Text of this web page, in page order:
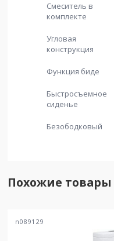
Смеситель в
комплекте
Угловая
конструкция
Функция биде
Быстросъемное
сиденье
Безободковый
Похожие товары
n089129